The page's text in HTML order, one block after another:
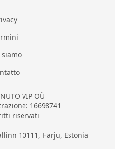
siamo
VIP OÜ
16698741
riservati
10111, Harju, Estonia